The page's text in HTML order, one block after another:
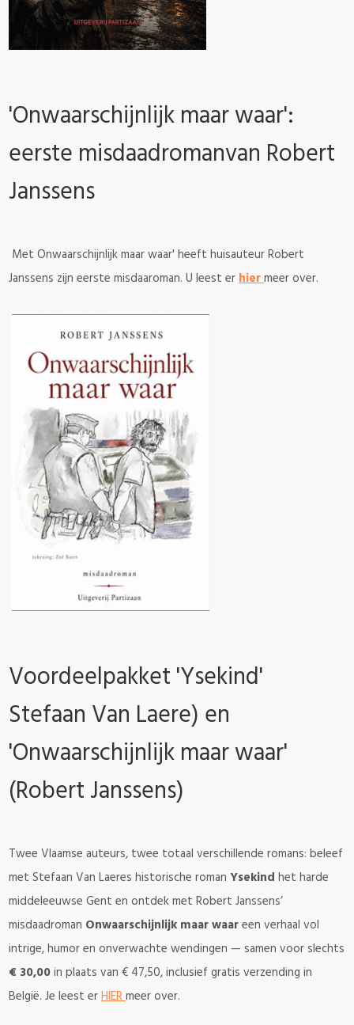
'Onwaarschijnlijk maar waar':
eerste misdaadromanvan Robert
Janssens
Met Onwaarschijnlijk maar waar' heeft huisauteur Robert
Janssens zijn eerste misdaaroman. U leest erhiermeer over.
Voordeelpakket 'Ysekind'
Stefaan Van Laere) en
'Onwaarschijnlijk maar waar'
(Robert Janssens)
Twee Vlaamse auteurs, twee totaal verschillende romans: beleef
met Stefaan Van Laeres historische romanYsekind het harde
middeleeuwse Gent en ontdek met Robert Janssens’
misdaadroman Onwaarschijnlijk maar waareen verhaal vol
intrige, humor en onverwachte wendingen — samen voor slechts
€ 30,00in plaats van € 47,50, inclusief gratis verzending in
België. Je leest erHIERmeer over.